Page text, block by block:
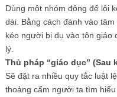
Dùng một nhóm đông để lôi
dài. Bằng cách đánh vào
kéo người bị dụ vào tôn giáo
lý.
Thủ pháp “giáo dục” (Sau
Sẽ đặt ra nhiều quy tắc luật
thoảng cấm người ta tìm